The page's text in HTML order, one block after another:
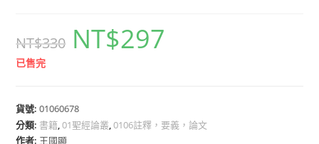
NT$330 NT$297
已售完
貨號:01060678
分類: 書籍,01聖經論叢,0106註釋，要義，論文
作者: 王國顯